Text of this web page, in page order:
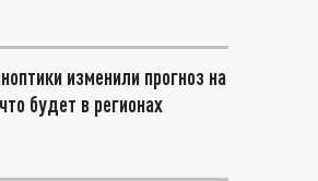
изменили прогноз на
будет в регионах